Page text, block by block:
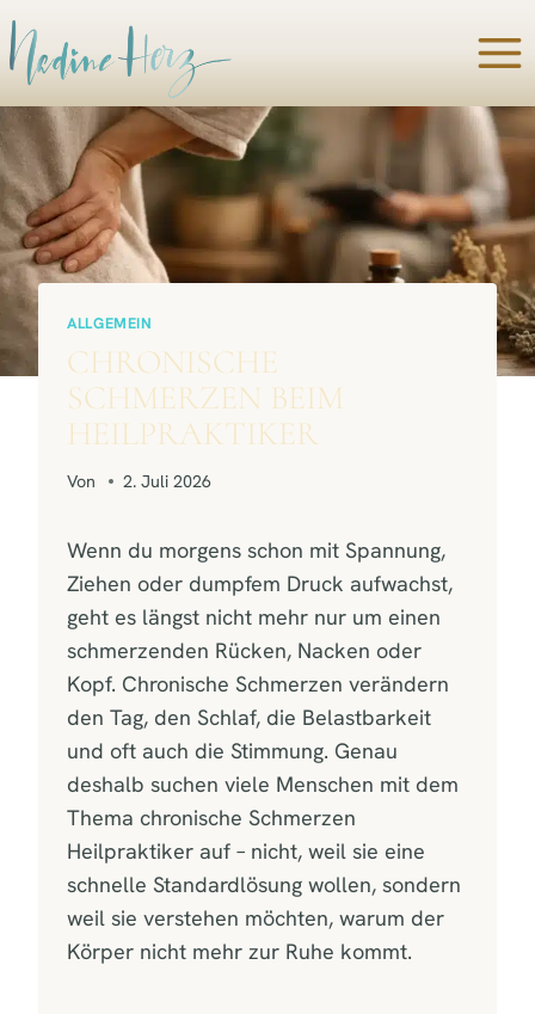
Zum
Inhalt
springen
ALLGEMEIN
CHRONISCHE
SCHMERZEN BEIM
HEILPRAKTIKER
Von 2. Juli 2026
Wenn du morgens schon mit Spannung,
Ziehen oder dumpfem Druck aufwachst,
geht es längst nicht mehr nur um einen
schmerzenden Rücken, Nacken oder
Kopf. Chronische Schmerzen verändern
den Tag, den Schlaf, die Belastbarkeit
und oft auch die Stimmung. Genau
deshalb suchen viele Menschen mit dem
Thema chronische Schmerzen
Heilpraktiker auf – nicht, weil sie eine
schnelle Standardlösung wollen, sondern
weil sie verstehen möchten, warum der
Körper nicht mehr zur Ruhe kommt.